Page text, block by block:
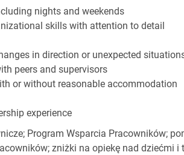
nights and weekends
skills with attention to detail
in direction or unexpected
peers and supervisors
or without reasonable accommodation
experience
Program Wsparcia Pracowników;
zniżki na opiekę nad dziećmi